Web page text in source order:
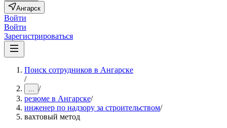
Ангарск
Войти
Войти
Зарегистрироваться
Поиск сотрудников в Ангарске
/
... /
резюме в Ангарске/
инженер по надзору за строительством/
вахтовый метод